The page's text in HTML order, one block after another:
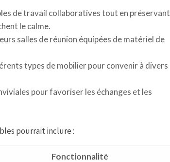
de travail collaboratives tout en préservant
le calme.
salles de réunion équipées de matériel de
types de mobilier pour convenir à divers
pour favoriser les échanges et les
pourrait inclure :
Fonctionnalité